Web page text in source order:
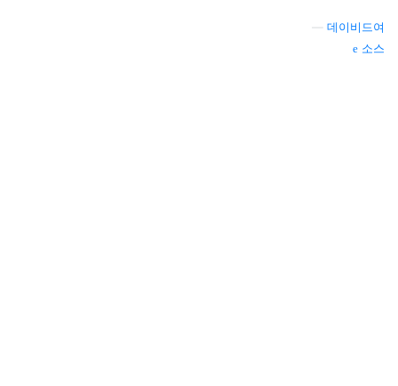
데이비드여
소스